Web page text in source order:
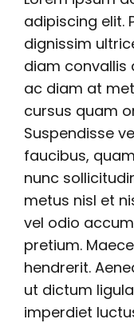
adipiscing elit.
dignissim
diam convallis
ac diam at
cursus quam
Suspendisse
faucibus,
nunc
metus nisl et
vel odio
pretium.
hendrerit.
ut dictum
imperdiet